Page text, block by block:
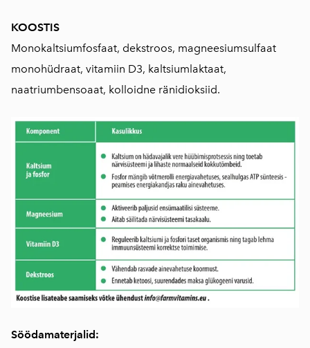
KOOSTIS
Monokaltsiumfosfaat, dekstroos, magneesiumsulfaat
monohüdraat, vitamiin D3, kaltsiumlaktaat,
naatriumbensoaat, kolloidne ränidioksiid.
Söödamaterjalid: